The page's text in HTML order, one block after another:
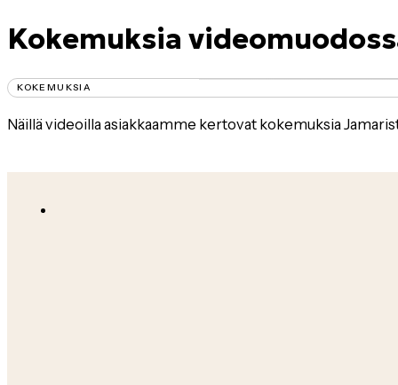
Kokemuksia
KOKEMUKSIA
Näillä videoilla asiakkaamme kertovat kokemuksia